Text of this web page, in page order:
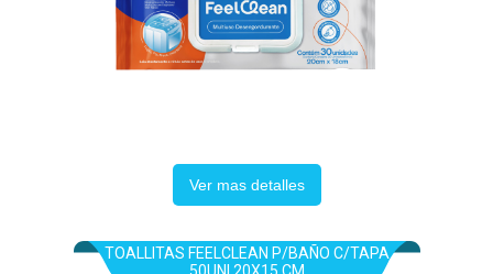
Ver mas detalles
TOALLITAS FEELCLEAN P/BAÑO C/TAPA